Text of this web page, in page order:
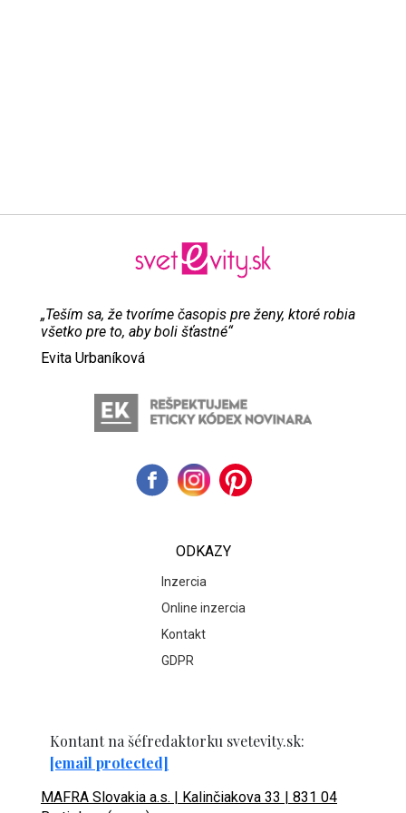
„Teším sa, že tvoríme časopis pre ženy, ktoré robia
všetko pre to, aby boli šťastné“
Evita Urbaníková
ODKAZY
Inzercia
Online inzercia
Kontakt
GDPR
Kontant na šéfredaktorku svetevity.sk:
[email protected]
MAFRA Slovakia a.s. | Kalinčiakova 33 | 831 04